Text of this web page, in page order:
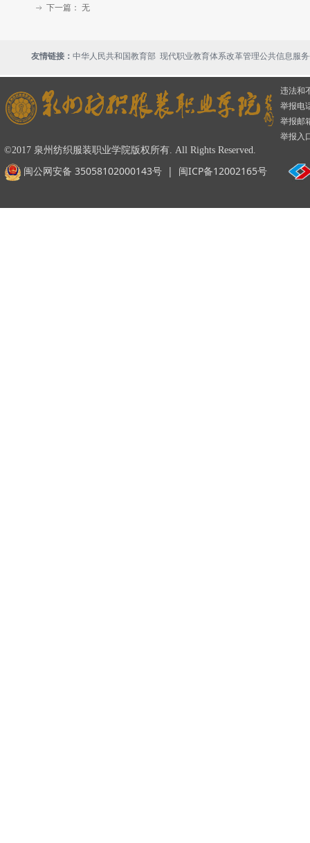
ꁹ 下一篇： 无
©2017 泉州纺织服装职业学院版权所有. All Rights Reserved.
闽公网安备 35058102000143号 | 闽ICP备12002165号
违法和
举报电
举报邮
举报入
友情链接： 中华人民共和国教育部 现代职业教育体系改革管理公共信息服